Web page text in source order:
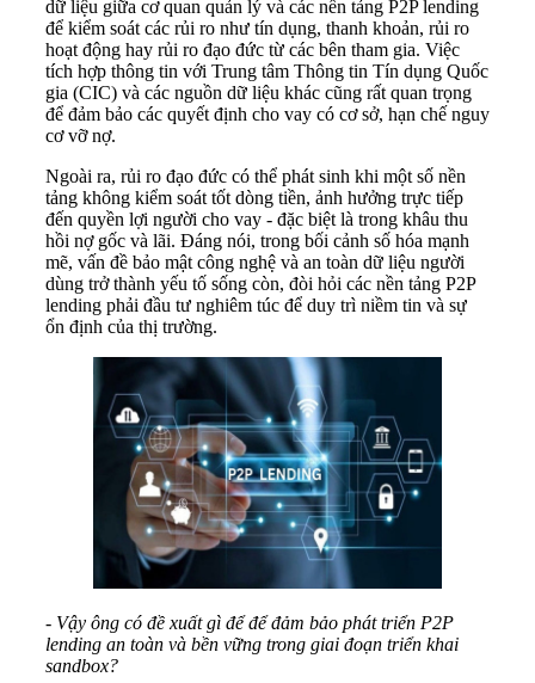
dữ liệu giữa cơ quan quản lý và các nền tảng P2P lending
để kiểm soát các rủi ro như tín dụng, thanh khoản, rủi ro
hoạt động hay rủi ro đạo đức từ các bên tham gia. Việc
tích hợp thông tin với Trung tâm Thông tin Tín dụng Quốc
gia (CIC) và các nguồn dữ liệu khác cũng rất quan trọng
để đảm bảo các quyết định cho vay có cơ sở, hạn chế nguy
cơ vỡ nợ.
Ngoài ra, rủi ro đạo đức có thể phát sinh khi một số nền
tảng không kiểm soát tốt dòng tiền, ảnh hưởng trực tiếp
đến quyền lợi người cho vay - đặc biệt là trong khâu thu
hồi nợ gốc và lãi. Đáng nói, trong bối cảnh số hóa mạnh
mẽ, vấn đề bảo mật công nghệ và an toàn dữ liệu người
dùng trở thành yếu tố sống còn, đòi hỏi các nền tảng P2P
lending phải đầu tư nghiêm túc để duy trì niềm tin và sự
ổn định của thị trường.
- Vậy ông có đề xuất gì để để đảm bảo phát triển P2P
lending an toàn và bền vững trong giai đoạn triển khai
sandbox?